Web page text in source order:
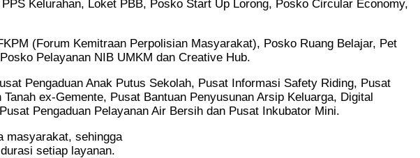
Kelurahan, Loket PBB, Posko Start Up Lorong, Posko Circular Economy,
(Forum Kemitraan Perpolisian Masyarakat), Posko Ruang Belajar, Pet
Pelayanan NIB UMKM dan Creative Hub.
Pengaduan Anak Putus Sekolah, Pusat Informasi Safety Riding, Pusat
ex-Gemente, Pusat Bantuan Penyusunan Arsip Keluarga, Digital
Pengaduan Pelayanan Air Bersih dan Pusat Inkubator Mini.
masyarakat, sehingga
setiap layanan.